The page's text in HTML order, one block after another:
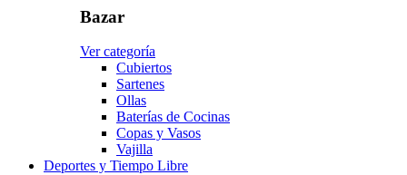
Bazar
Ver categoría
Cubiertos
Sartenes
Ollas
Baterías de Cocinas
Copas y Vasos
Vajilla
Deportes y Tiempo Libre